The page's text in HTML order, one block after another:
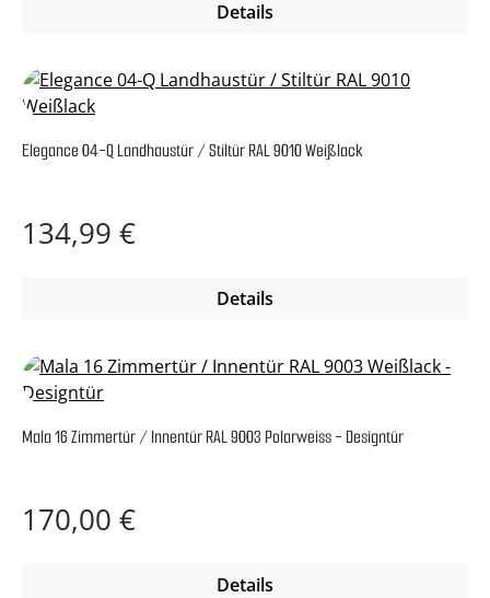
Details
Elegance 04-Q Landhaustür / Stiltür RAL 9010 Weißlack
Regulärer Preis:
134,99 €
Details
Mala 16 Zimmertür / Innentür RAL 9003 Polarweiss - Designtür
Regulärer Preis:
170,00 €
Details